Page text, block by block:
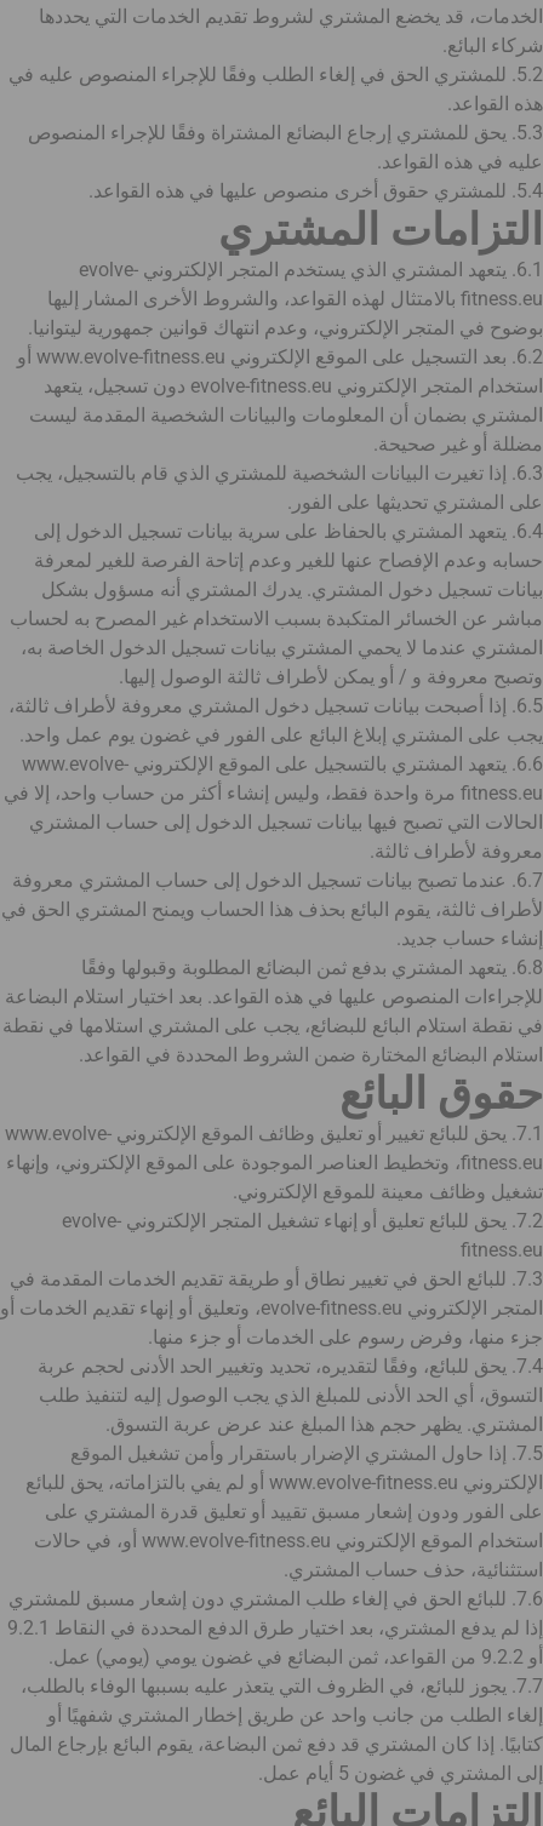
الخدمات، قد يخضع المشتري لشروط تقديم الخدمات التي يحددها
شركاء البائع.
5.2. للمشتري الحق في إلغاء الطلب وفقًا للإجراء المنصوص عليه في
هذه القواعد.
5.3. يحق للمشتري إرجاع البضائع المشتراة وفقًا للإجراء المنصوص
عليه في هذه القواعد.
5.4. للمشتري حقوق أخرى منصوص عليها في هذه القواعد.
التزامات المشتري
6.1. يتعهد المشتري الذي يستخدم المتجر الإلكتروني evolve-
fitness.eu بالامتثال لهذه القواعد، والشروط الأخرى المشار إليها
بوضوح في المتجر الإلكتروني، وعدم انتهاك قوانين جمهورية ليتوانيا.
6.2. بعد التسجيل على الموقع الإلكتروني www.evolve-fitness.eu أو
استخدام المتجر الإلكتروني evolve-fitness.eu دون تسجيل، يتعهد
المشتري بضمان أن المعلومات والبيانات الشخصية المقدمة ليست
مضللة أو غير صحيحة.
6.3. إذا تغيرت البيانات الشخصية للمشتري الذي قام بالتسجيل، يجب
على المشتري تحديثها على الفور.
6.4. يتعهد المشتري بالحفاظ على سرية بيانات تسجيل الدخول إلى
حسابه وعدم الإفصاح عنها للغير وعدم إتاحة الفرصة للغير لمعرفة
بيانات تسجيل دخول المشتري. يدرك المشتري أنه مسؤول بشكل
مباشر عن الخسائر المتكبدة بسبب الاستخدام غير المصرح به لحساب
المشتري عندما لا يحمي المشتري بيانات تسجيل الدخول الخاصة به،
وتصبح معروفة و / أو يمكن لأطراف ثالثة الوصول إليها.
6.5. إذا أصبحت بيانات تسجيل دخول المشتري معروفة لأطراف ثالثة،
يجب على المشتري إبلاغ البائع على الفور في غضون يوم عمل واحد.
6.6. يتعهد المشتري بالتسجيل على الموقع الإلكتروني www.evolve-
fitness.eu مرة واحدة فقط، وليس إنشاء أكثر من حساب واحد، إلا في
الحالات التي تصبح فيها بيانات تسجيل الدخول إلى حساب المشتري
معروفة لأطراف ثالثة.
6.7. عندما تصبح بيانات تسجيل الدخول إلى حساب المشتري معروفة
لأطراف ثالثة، يقوم البائع بحذف هذا الحساب ويمنح المشتري الحق في
إنشاء حساب جديد.
6.8. يتعهد المشتري بدفع ثمن البضائع المطلوبة وقبولها وفقًا
للإجراءات المنصوص عليها في هذه القواعد. بعد اختيار استلام البضاعة
في نقطة استلام البائع للبضائع، يجب على المشتري استلامها في نقطة
استلام البضائع المختارة ضمن الشروط المحددة في القواعد.
حقوق البائع
7.1. يحق للبائع تغيير أو تعليق وظائف الموقع الإلكتروني www.evolve-
fitness.eu، وتخطيط العناصر الموجودة على الموقع الإلكتروني، وإنهاء
تشغيل وظائف معينة للموقع الإلكتروني.
7.2. يحق للبائع تعليق أو إنهاء تشغيل المتجر الإلكتروني evolve-
fitness.eu
7.3. للبائع الحق في تغيير نطاق أو طريقة تقديم الخدمات المقدمة في
المتجر الإلكتروني evolve-fitness.eu، وتعليق أو إنهاء تقديم الخدمات أو
جزء منها، وفرض رسوم على الخدمات أو جزء منها.
7.4. يحق للبائع، وفقًا لتقديره، تحديد وتغيير الحد الأدنى لحجم عربة
التسوق، أي الحد الأدنى للمبلغ الذي يجب الوصول إليه لتنفيذ طلب
المشتري. يظهر حجم هذا المبلغ عند عرض عربة التسوق.
7.5. إذا حاول المشتري الإضرار باستقرار وأمن تشغيل الموقع
الإلكتروني www.evolve-fitness.eu أو لم يفي بالتزاماته، يحق للبائع
على الفور ودون إشعار مسبق تقييد أو تعليق قدرة المشتري على
استخدام الموقع الإلكتروني www.evolve-fitness.eu أو، في حالات
استثنائية، حذف حساب المشتري.
7.6. للبائع الحق في إلغاء طلب المشتري دون إشعار مسبق للمشتري
إذا لم يدفع المشتري، بعد اختيار طرق الدفع المحددة في النقاط 9.2.1
أو 9.2.2 من القواعد، ثمن البضائع في غضون يومي (يومي) عمل.
7.7. يجوز للبائع، في الظروف التي يتعذر عليه بسببها الوفاء بالطلب،
إلغاء الطلب من جانب واحد عن طريق إخطار المشتري شفهيًا أو
كتابيًا. إذا كان المشتري قد دفع ثمن البضاعة، يقوم البائع بإرجاع المال
إلى المشتري في غضون 5 أيام عمل.
التزامات البائع